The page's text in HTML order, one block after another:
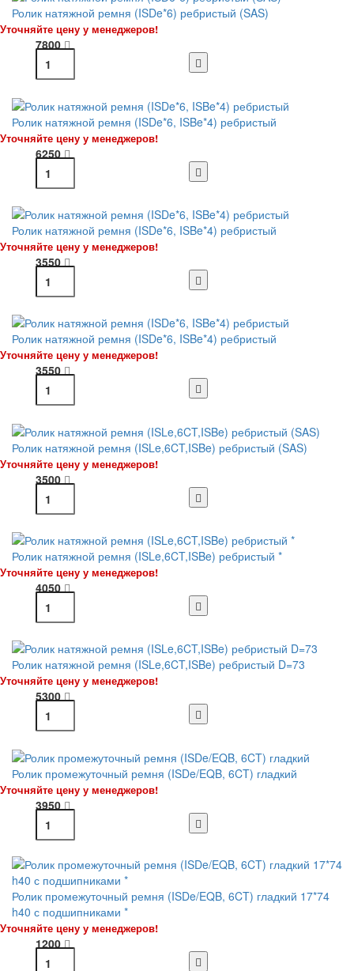
Ролик натяжной ремня (ISDe*6) ребристый (SAS)
Уточняйте цену у менеджеров!
7800
Ролик натяжной ремня (ISDe*6, ISBe*4) ребристый
Уточняйте цену у менеджеров!
6250
Ролик натяжной ремня (ISDe*6, ISBe*4) ребристый
Уточняйте цену у менеджеров!
3550
Ролик натяжной ремня (ISDe*6, ISBe*4) ребристый
Уточняйте цену у менеджеров!
3550
Ролик натяжной ремня (ISLe,6CT,ISBe) ребристый (SAS)
Уточняйте цену у менеджеров!
3500
Ролик натяжной ремня (ISLe,6CT,ISBe) ребристый *
Уточняйте цену у менеджеров!
4050
Ролик натяжной ремня (ISLe,6CT,ISBe) ребристый D=73
Уточняйте цену у менеджеров!
5300
Ролик промежуточный ремня (ISDe/EQB, 6CT) гладкий
Уточняйте цену у менеджеров!
3950
Ролик промежуточный ремня (ISDe/EQB, 6CT) гладкий 17*74
h40 с подшипниками *
Уточняйте цену у менеджеров!
1200